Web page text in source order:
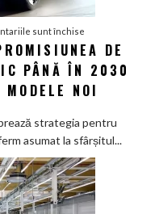
sunt închise
Peugeot
renunță
la
a
100%
electric
până
DE
PÂNĂ ÎN 2030
NOI
strategia pentru
asumat la sfârșitul...